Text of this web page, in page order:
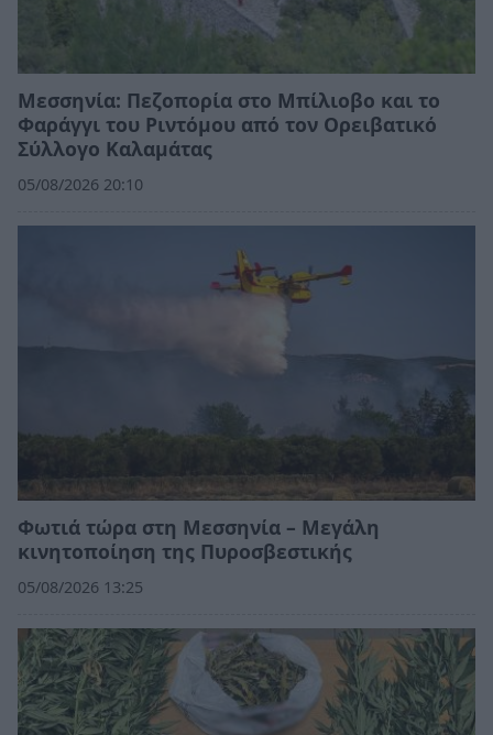
Μεσσηνία: Πεζοπορία στο Μπίλιοβο και το
Φαράγγι του Ριντόμου από τον Ορειβατικό
Σύλλογο Καλαμάτας
05/08/2026 20:10
Φωτιά τώρα στη Μεσσηνία – Μεγάλη
κινητοποίηση της Πυροσβεστικής
05/08/2026 13:25